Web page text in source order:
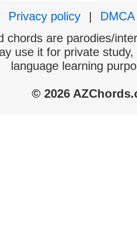
Privacy policy
|
DMCA
chords are parodies/
use it for private
language learning
© 2026